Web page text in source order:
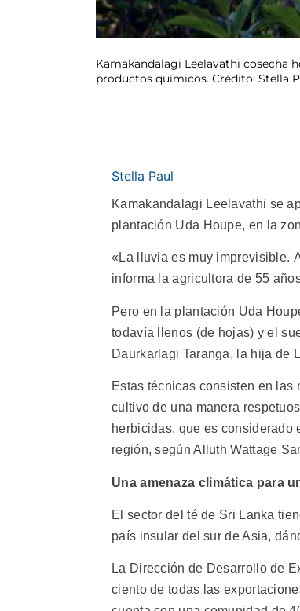
Kamakandalagi Leelavathi cosecha
productos químicos. Crédito: Stella
Stella Paul
Kamakandalagi Leelavathi se
plantación Uda Houpe, en la
«La lluvia es muy imprevisible.
informa la agricultora de 55
Pero en la plantación Uda
todavía llenos (de hojas) y el
Daurkarlagi Taranga, la hija de
Estas técnicas consisten en las
cultivo de una manera
herbicidas, que es
región, según Alluth Wattage
Una amenaza climática para
El sector del té de Sri Lanka
país insular del sur de Asia,
La Dirección de Desarrollo de
ciento de todas las